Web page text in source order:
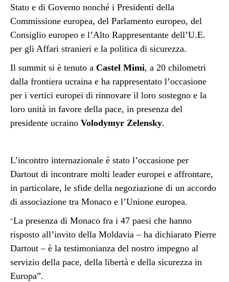
Stato e di Governo nonché i Presidenti della
Commissione europea, del Parlamento europeo, del
Consiglio europeo e l’Alto Rappresentante dell’U.E.
per gli Affari stranieri e la politica di sicurezza.
Il summit si è tenuto a Castel Mimi, a 20 chilometri
dalla frontiera ucraina e ha rappresentato l’occasione
per i vertici europei di rinnovare il loro sostegno e la
loro unità in favore della pace, in presenza del
presidente ucraino Volodymyr Zelensky.
L’incontro internazionale è stato l’occasione per
Dartout di incontrare molti leader europei e affrontare,
in particolare, le sfide della negoziazione di un accordo
di associazione tra Monaco e l’Unione europea.
“La presenza di Monaco fra i 47 paesi che hanno
risposto all’invito della Moldavia – ha dichiarato Pierre
Dartout – è la testimonianza del nostro impegno al
servizio della pace, della libertà e della sicurezza in
Europa”.